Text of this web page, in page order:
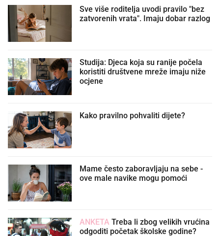
Sve više roditelja uvodi pravilo "bez
zatvorenih vrata". Imaju dobar razlog
Studija: Djeca koja su ranije počela
koristiti društvene mreže imaju niže
ocjene
Kako pravilno pohvaliti dijete?
Mame često zaboravljaju na sebe -
ove male navike mogu pomoći
ANKETA
odgoditi početak školske godine?